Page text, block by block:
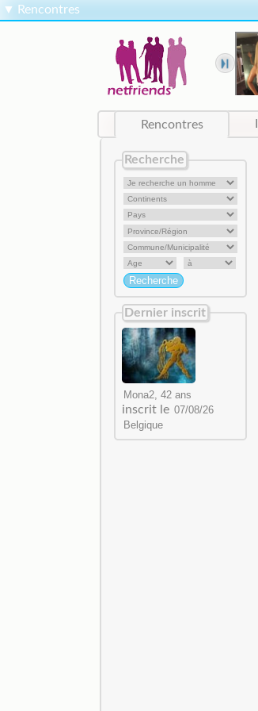
▼ Rencontres
Rencontres
Recherche
Dernier inscrit
inscrit le